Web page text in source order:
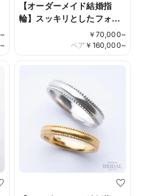
~
~
【オーダーメイド結婚指
輪】スッキリとしたフォル
ムがモードな雰囲気を醸し
￥ 70,000~
￥ 160,000~
ペア